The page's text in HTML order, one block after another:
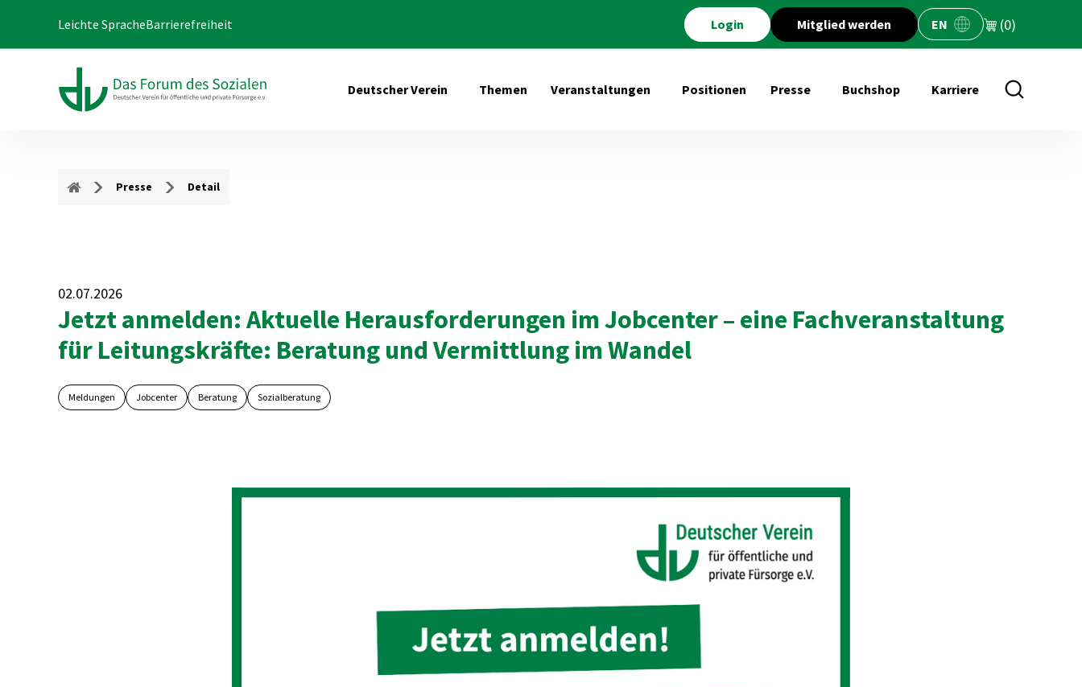
Leichte SpracheBarrierefreiheit Login Mitglied werden EN (0)
Deutscher Verein Themen Veranstaltungen Positionen Presse Buchshop
Untermenü öffnen für
Karriere
Presse Detail
02.07.2026
Jetzt anmelden: Aktuelle Herausforderungen im Jobcenter – eine Fachveranstaltung
für Leitungskräfte: Beratung und Vermittlung im Wandel
Meldungen Jobcenter Beratung Sozialberatung